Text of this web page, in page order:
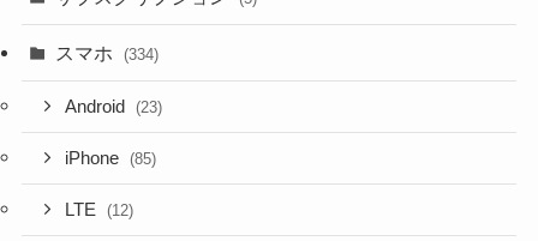
スマホ (334)
Android (23)
iPhone (85)
LTE (12)